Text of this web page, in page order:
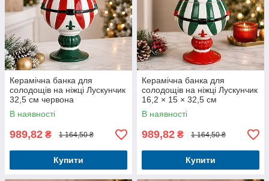
Керамічна банка для
солодощів на ніжці Лускунчик
32,5 см червона
В наявності
989,82 ₴ 1 164,50 ₴
Купити
Керамічна банка для
солодощів на ніжці Лускунчик
16,2 × 15 × 32,5 см
В наявності
989,82 ₴ 1 164,50 ₴
Купити